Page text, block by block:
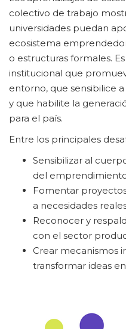
colectivo de trabajo
universidades puedan
ecosistema
o estructuras formales.
institucional que
entorno, que sensibilice
y que habilite la
para el país.
Entre los principales
Sensibilizar al
del
Fomentar
a necesidades
Reconocer y
con el sector
Crear mecanismos
transformar ideas